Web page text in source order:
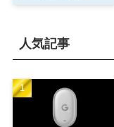
人気記事